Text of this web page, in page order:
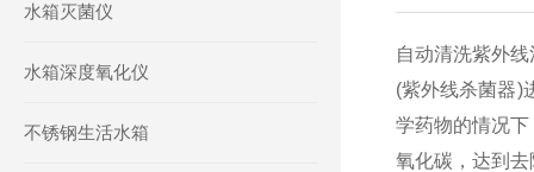
水箱灭菌仪
水箱深度氧化仪
不锈钢生活水箱
自动清洗紫外
(紫外线杀菌器)
学药物的情况
氧化碳，达到